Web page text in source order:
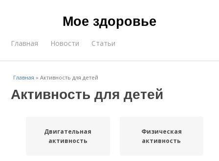
Мое здоровье
Главная Новости Статьи
Главная »Активность для детей
Активность для детей
Двигательная
активность
Физическая
активность